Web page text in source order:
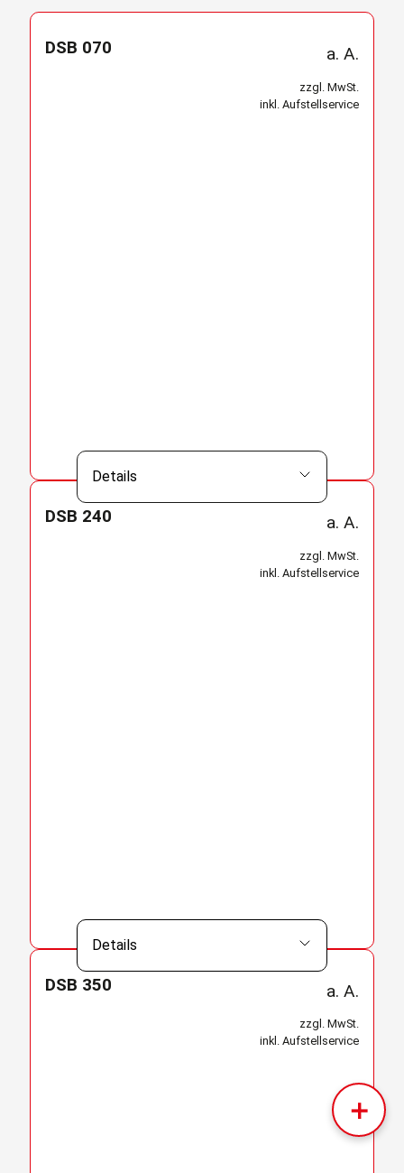
＋
DSB 070 a. A.
zzgl. MwSt.
inkl. Aufstellservice
Details
DSB 240 a. A.
zzgl. MwSt.
inkl. Aufstellservice
Details
DSB 350 a. A.
zzgl. MwSt.
inkl. Aufstellservice